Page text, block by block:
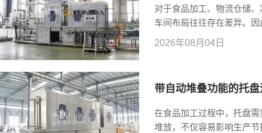
对于食品加工、物流仓储
车间布局往往存在差异。
需求进行定制吗？ 答案是
效清洗，更应该根据客户
2026年08月04日
带自动堆叠功能的托
在食品加工过程中，托盘
堆放，不仅容易影响生产